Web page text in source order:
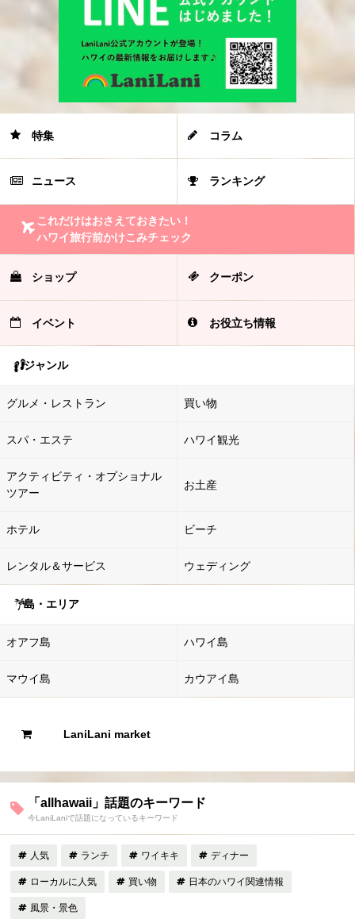
特集 コラム
ニュース ランキング
これだけはおさえておきたい！
ハワイ旅行前かけこみチェック
ショップ クーポン
イベント お役立ち情報
ジャンル
グルメ・レストラン 買い物
スパ・エステ ハワイ観光
アクティビティ・オプショナル
ツアー
お土産
ホテル ビーチ
レンタル＆サービス ウェディング
島・エリア
オアフ島 ハワイ島
マウイ島 カウアイ島
LaniLani market
「allhawaii」話題のキーワード
今LaniLaniで話題になっているキーワード
人気 ランチ ワイキキ ディナー
ローカルに人気 買い物 日本のハワイ関連情報
風景・景色